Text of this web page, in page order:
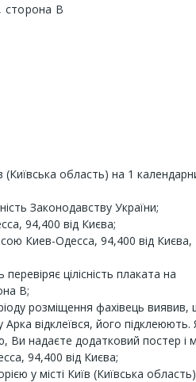
сторона B
(Київська область) на 1
Законодавству України;
94,400 від Києва;
Киев-Одесса, 94,400 від Києва,
цілісність плаката на
B;
розміщення фахівець виявив,
відклеївся, його
Ви надаєте додатковий постер і
94,400 від Києва;
у місті Київ (Київська